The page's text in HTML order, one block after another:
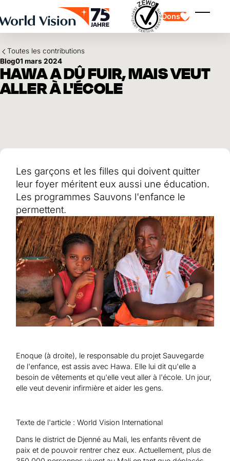
Dons
Parrainage d'enfants en détresse
Testament et legs
Philanthropie
Coopération entre entreprises
Séisme au Venezuela
Aide à l'Ukraine
Aide au Soudan
Aide à l'Afghanistan
Tous les projets d'aide d'urgence
Domaines d'application
Impact et succès
Utilisation des fonds
Rapport annuel et finances
Afrique
Amérique latine
Moyen-Orient et Europe
Toutes les contributions
Blog01 mars 2024
HAWA A DÛ FUIR, MAIS VEUT
ALLER À L'ÉCOLE
Les garçons et les filles qui doivent quitter
leur foyer méritent eux aussi une éducation.
Les programmes Sauvons l'enfance le
permettent.
Enoque (à droite), le responsable du projet Sauvegarde
de l'enfance, est assis avec Hawa. Elle lui dit qu'elle a
besoin de vêtements et qu'elle veut aller à l'école. Un jour,
elle veut devenir infirmière et aider les gens.
Texte de l'article : World Vision International
Dans le district de Djenné au Mali, les enfants rêvent de
paix et de pouvoir rentrer chez eux. Actuellement, plus de